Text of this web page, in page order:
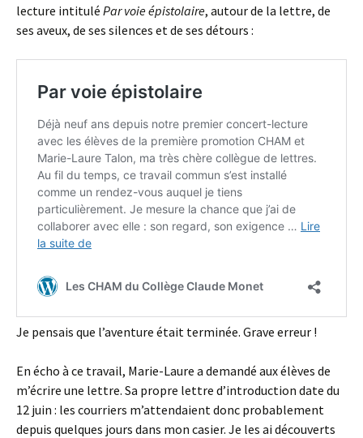
lecture intitulé Par voie épistolaire, autour de la lettre, de
ses aveux, de ses silences et de ses détours :
Je pensais que l’aventure était terminée. Grave erreur !
En écho à ce travail, Marie-Laure a demandé aux élèves de
m’écrire une lettre. Sa propre lettre d’introduction date du
12 juin : les courriers m’attendaient donc probablement
depuis quelques jours dans mon casier. Je les ai découverts